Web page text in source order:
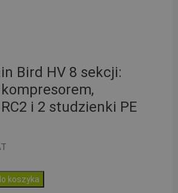
Bird HV 8 sekcji:
i 2 studzienki PE
koszyka